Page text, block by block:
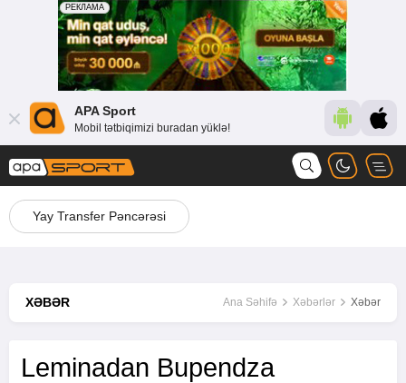
APA Sport
Mobil tətbiqimizi buradan yüklə!
Yay Transfer Pəncərəsi
XƏBƏR Ana Səhifə Xəbərlər Xəbər
Leminadan Bupendza